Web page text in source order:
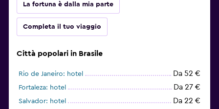
La fortuna è dalla mia parte
Completa il tuo viaggio
Città popolari in Brasile
Rio de Janeiro: hotel Da 52 €
Fortaleza: hotel Da 27 €
Salvador: hotel Da 22 €